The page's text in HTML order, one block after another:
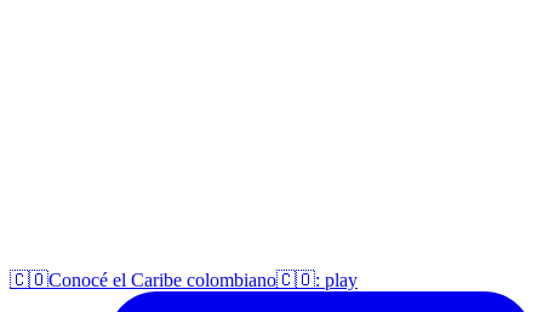
🇨🇴Conocé el Caribe colombiano🇨🇴: play